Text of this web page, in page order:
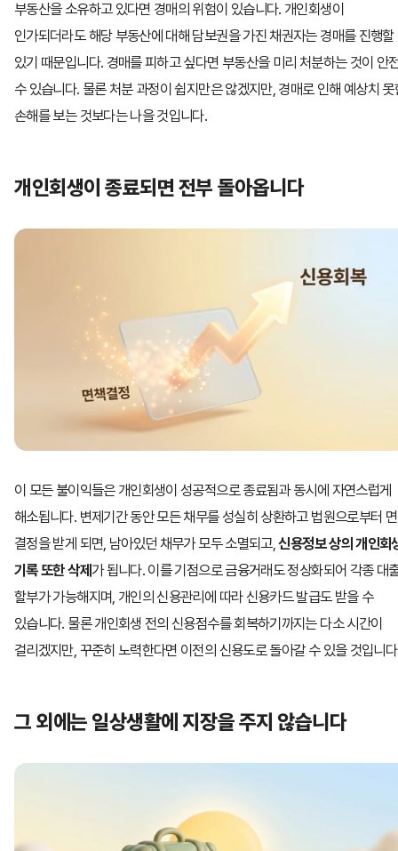
부동산을 소유하고 있다면 경매의 위험이 있습니다. 개인회생이
인가되더라도 해당 부동산에 대해 담보권을 가진 채권자는 경매를 진행할
있기 때문입니다. 경매를 피하고 싶다면 부동산을 미리 처분하는 것이 안
수 있습니다. 물론 처분 과정이 쉽지만은 않겠지만, 경매로 인해 예상치 못
손해를 보는 것보다는 나을 것입니다.
개인회생이 종료되면 전부 돌아옵니다
이 모든 불이익들은 개인회생이 성공적으로 종료됨과 동시에 자연스럽게
해소됩니다. 변제기간 동안 모든 채무를 성실히 상환하고 법원으로부터
결정을 받게 되면, 남아있던 채무가 모두 소멸되고,신용정보 상의 개인회
기록 또한 삭제 가 됩니다. 이를 기점으로 금융거래도 정상화되어 각종 대
할부가 가능해지며, 개인의 신용관리에 따라 신용카드 발급도 받을 수
있습니다. 물론 개인회생 전의 신용점수를 회복하기까지는 다소 시간이
걸리겠지만, 꾸준히 노력한다면 이전의 신용도로 돌아갈 수 있을 것입니
그 외에는 일상생활에 지장을 주지 않습니다